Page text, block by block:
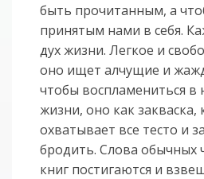
быть прочитанным, а
принятым нами в себя.
дух жизни. Легкое и
оно ищет алчущие и
чтобы воспламениться в
жизни, оно как закваска,
охватывает все тесто и
бродить. Слова обычных
книг постигаются и